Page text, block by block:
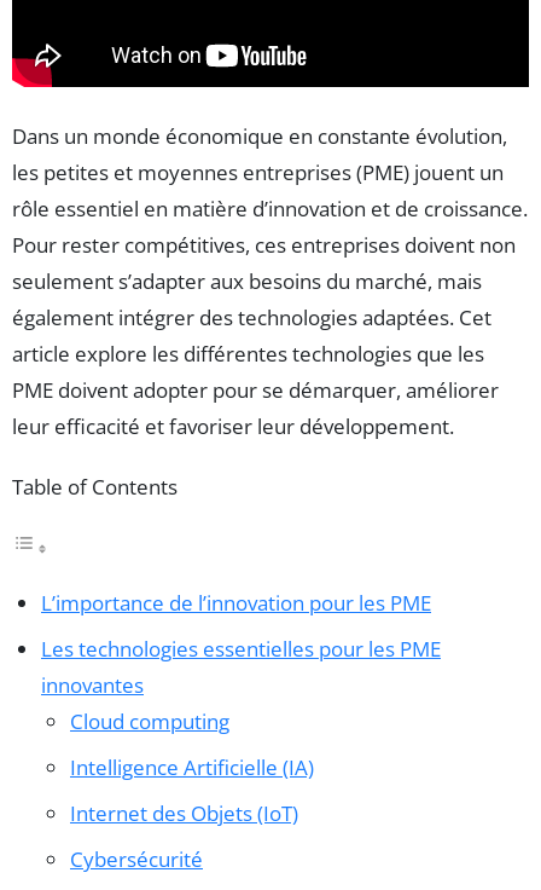
Dans un monde économique en constante évolution,
les petites et moyennes entreprises (PME) jouent un
rôle essentiel en matière d’innovation et de croissance.
Pour rester compétitives, ces entreprises doivent non
seulement s’adapter aux besoins du marché, mais
également intégrer des technologies adaptées. Cet
article explore les différentes technologies que les
PME doivent adopter pour se démarquer, améliorer
leur efficacité et favoriser leur développement.
Table of Contents
L’importance de l’innovation pour les PME
Les technologies essentielles pour les PME
innovantes
Cloud computing
Intelligence Artificielle (IA)
Internet des Objets (IoT)
Cybersécurité